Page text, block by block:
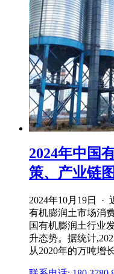
2024年中国
策、产业链
2024年10月19日 ·
有机膨润土市场消
国有机膨润土行业
升态势。据统计
从2020年的万吨增